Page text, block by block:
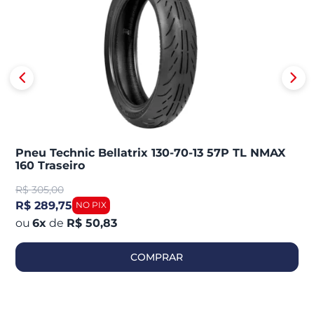
Pneu Technic Bellatrix 130-70-13 57P TL NMAX
160 Traseiro
R$ 305,00
R$ 289,75
6x de R$ 50,83
COMPRAR